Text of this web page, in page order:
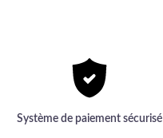
Système de paiement sécurisé